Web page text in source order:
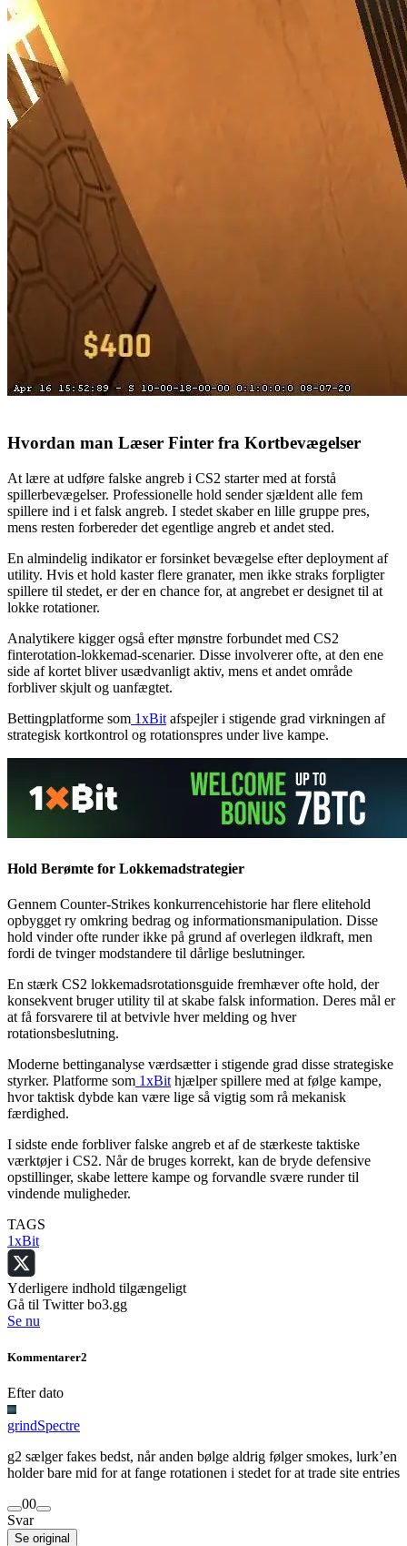
Hvordan man Læser Finter fra Kortbevægelser
At lære at udføre falske angreb i CS2 starter med at forstå
spillerbevægelser. Professionelle hold sender sjældent alle fem
spillere ind i et falsk angreb. I stedet skaber en lille gruppe pres,
mens resten forbereder det egentlige angreb et andet sted.
En almindelig indikator er forsinket bevægelse efter deployment af
utility. Hvis et hold kaster flere granater, men ikke straks forpligter
spillere til stedet, er der en chance for, at angrebet er designet til at
lokke rotationer.
Analytikere kigger også efter mønstre forbundet med CS2
finterotation-lokkemad-scenarier. Disse involverer ofte, at den ene
side af kortet bliver usædvanligt aktiv, mens et andet område
forbliver skjult og uanfægtet.
Bettingplatforme som 1xBit afspejler i stigende grad virkningen af
strategisk kortkontrol og rotationspres under live kampe.
Hold Berømte for Lokkemadstrategier
Gennem Counter-Strikes konkurrencehistorie har flere elitehold
opbygget ry omkring bedrag og informationsmanipulation. Disse
hold vinder ofte runder ikke på grund af overlegen ildkraft, men
fordi de tvinger modstandere til dårlige beslutninger.
En stærk CS2 lokkemadsrotationsguide fremhæver ofte hold, der
konsekvent bruger utility til at skabe falsk information. Deres mål er
at få forsvarere til at betvivle hver melding og hver
rotationsbeslutning.
Moderne bettinganalyse værdsætter i stigende grad disse strategiske
styrker. Platforme som 1xBithjælper spillere med at følge kampe,
hvor taktisk dybde kan være lige så vigtig som rå mekanisk
færdighed.
I sidste ende forbliver falske angreb et af de stærkeste taktiske
værktøjer i CS2. Når de bruges korrekt, kan de bryde defensive
opstillinger, skabe lettere kampe og forvandle svære runder til
vindende muligheder.
TAGS
1xBit
Yderligere indhold tilgængeligt
Gå til Twitter bo3.gg
Se nu
Kommentarer2
Efter dato
grindSpectre
g2 sælger fakes bedst, når anden bølge aldrig følger smokes, lurk’en
holder bare mid for at fange rotationen i stedet for at trade site entries
00
Svar
Se original